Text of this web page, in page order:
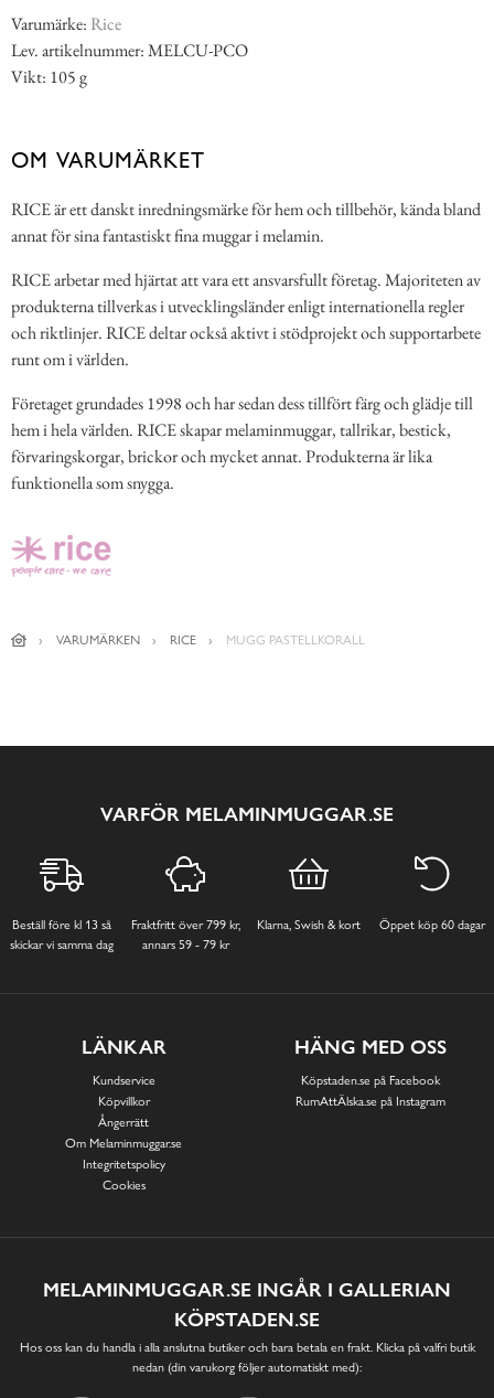
Varumärke: Rice
Lev. artikelnummer: MELCU-PCO
Vikt: 105 g
OM VARUMÄRKET
RICE är ett danskt inredningsmärke för hem och tillbehör, kända bland
annat för sina fantastiskt fina muggar i melamin.
RICE arbetar med hjärtat att vara ett ansvarsfullt företag. Majoriteten av
produkterna tillverkas i utvecklingsländer enligt internationella regler
och riktlinjer. RICE deltar också aktivt i stödprojekt och supportarbete
runt om i världen.
Företaget grundades 1998 och har sedan dess tillfört färg och glädje till
hem i hela världen. RICE skapar melaminmuggar, tallrikar, bestick,
förvaringskorgar, brickor och mycket annat. Produkterna är lika
funktionella som snygga.
VARUMÄRKEN RICE MUGG PASTELLKORALL
VARFÖR MELAMINMUGGAR.SE
Beställ före kl 13 så
skickar vi samma dag
Fraktfritt över 799 kr,
annars 59 - 79 kr
Klarna, Swish & kort Öppet köp 60 dagar
LÄNKAR
Kundservice
Köpvillkor
Ångerrätt
Om Melaminmuggar.se
Integritetspolicy
Cookies
HÄNG MED OSS
Köpstaden.se på Facebook
RumAttÄlska.se på Instagram
MELAMINMUGGAR.SE INGÅR I GALLERIAN
KÖPSTADEN.SE
Hos oss kan du handla i alla anslutna butiker och bara betala en frakt. Klicka på valfri butik
nedan (din varukorg följer automatiskt med):